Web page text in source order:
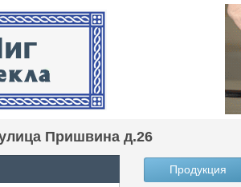
Пришвина д.26
Продукция